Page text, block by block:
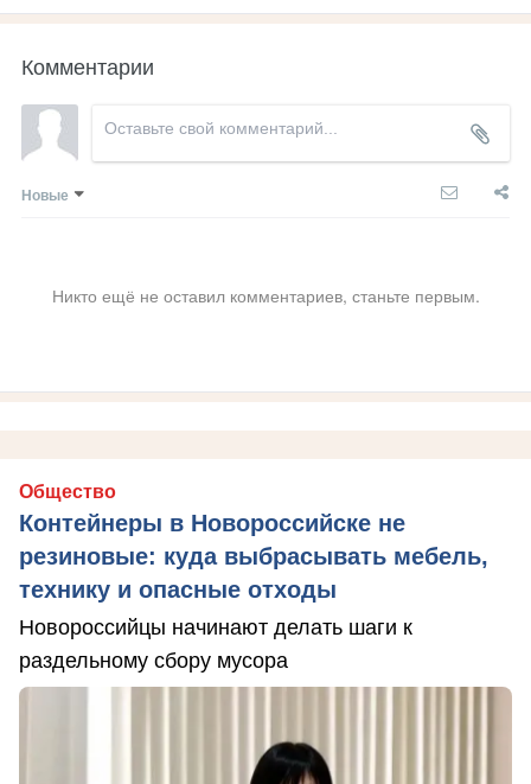
Комментарии
Новые
Никто ещё не оставил комментариев, станьте первым.
Общество
Контейнеры в Новороссийске не
резиновые: куда выбрасывать мебель,
технику и опасные отходы
Новороссийцы начинают делать шаги к
раздельному сбору мусора